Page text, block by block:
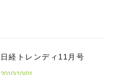
日経トレンディ11月号